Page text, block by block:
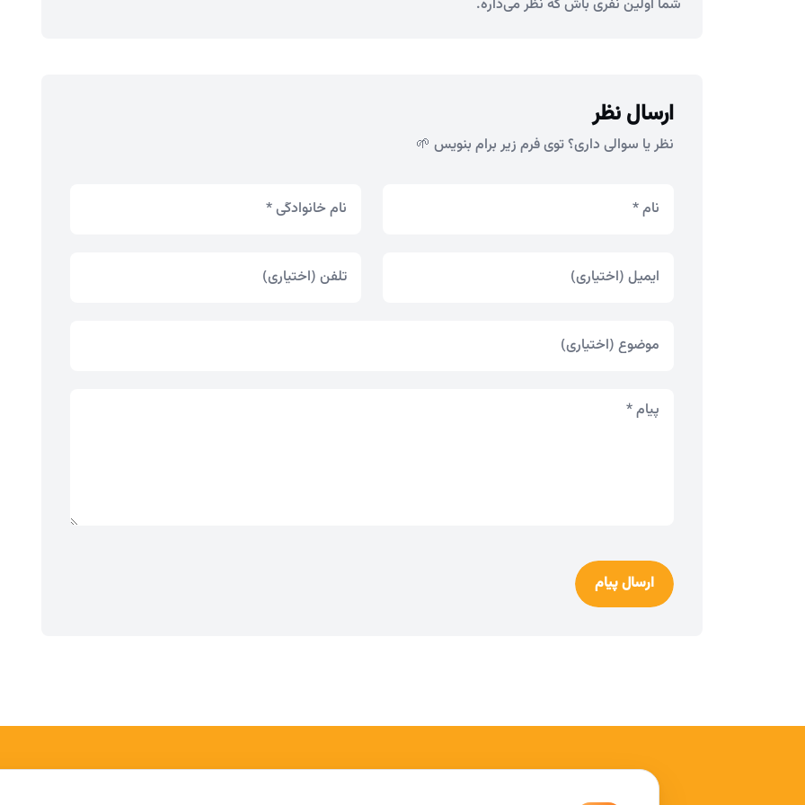
شما اولین نفری باش که نظر می‌ذاره.
ارسال نظر
نظر یا سوالی داری؟ توی فرم زیر برام بنویس 🌱
ارسال پیام